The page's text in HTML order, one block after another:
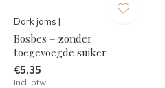
Dark jams |
Bosbes – zonder
toegevoegde suiker
€5,35
Incl. btw